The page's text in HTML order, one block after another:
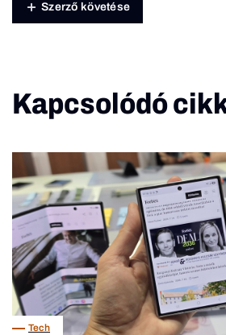
Szerző követése
Kapcsolódó
Tech